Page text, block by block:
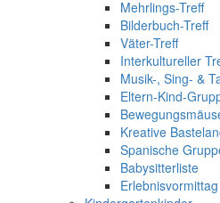
Mehrlings-Treff
Bilderbuch-Treff
Väter-Treff
Interkultureller
Musik-, Sing- &
Eltern-Kind-
Kreative
Spanische
Babysitterliste